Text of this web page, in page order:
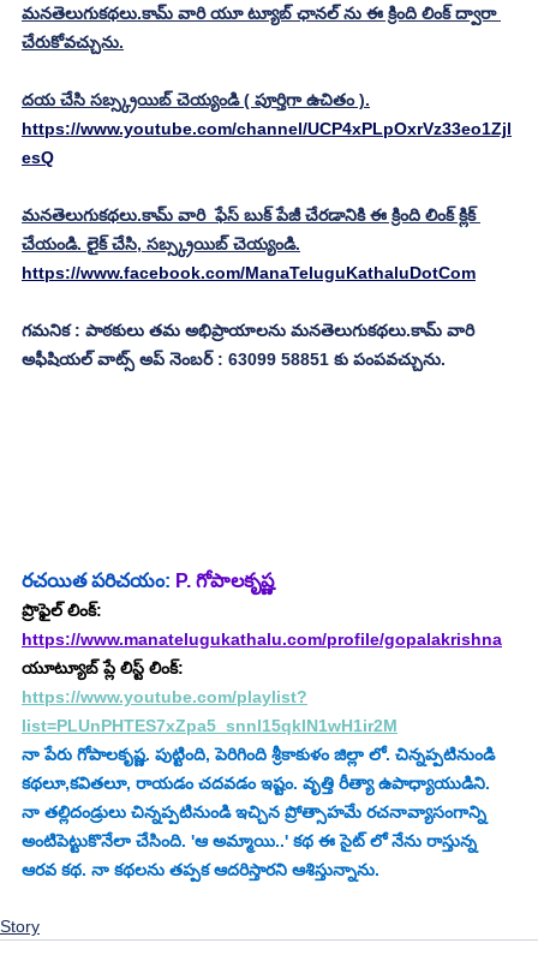
మనతెలుగుకథలు.కామ్ వారి యూ ట్యూబ్ ఛానల్ ను ఈ క్రింది లింక్ ద్వారా
చేరుకోవచ్చును.
దయ చేసి సబ్స్క్రయిబ్ చెయ్యండి ( పూర్తిగా ఉచితం ).
https://www.youtube.com/channel/UCP4xPLpOxrVz33eo1Zjl
esQ
మనతెలుగుకథలు.కామ్ వారి  ఫేస్ బుక్ పేజీ చేరడానికి ఈ క్రింది లింక్ క్లిక్
చేయండి. లైక్ చేసి, సబ్స్క్రయిబ్ చెయ్యండి.
https://www.facebook.com/ManaTeluguKathaluDotCom
గమనిక : పాఠకులు తమ అభిప్రాయాలను మనతెలుగుకథలు.కామ్ వారి
అఫీషియల్ వాట్స్ అప్ నెంబర్ : 63099 58851 కు పంపవచ్చును.
రచయిత పరిచయం: P. గోపాలకృష్ణ
ప్రొఫైల్ లింక్:
https://www.manatelugukathalu.com/profile/gopalakrishna
యూట్యూబ్ ప్లే లిస్ట్ లింక్:
https://www.youtube.com/playlist?
list=PLUnPHTES7xZpa5_snnl15qklN1wH1ir2M
నా పేరు గోపాలకృష్ణ. పుట్టింది, పెరిగింది శ్రీకాకుళం జిల్లా లో. చిన్నప్పటినుండి
కథలూ,కవితలూ, రాయడం చదవడం ఇష్టం. వృత్తి రీత్యా ఉపాధ్యాయుడిని.
నా తల్లిదండ్రులు చిన్నప్పటినుండి ఇచ్చిన ప్రోత్సాహమే రచనావ్యాసంగాన్ని
అంటిపెట్టుకొనేలా చేసింది. 'ఆ అమ్మాయి..' కథ ఈ సైట్ లో నేను రాస్తున్న
ఆరవ కథ. నా కథలను తప్పక ఆదరిస్తారని ఆశిస్తున్నాను.
Story